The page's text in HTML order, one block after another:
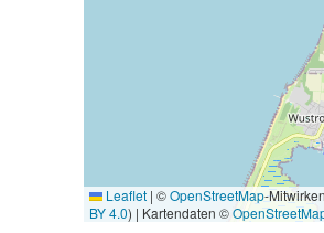
Leaflet | ©OpenStreetMap-
BY 4.0) | Kartendaten ©